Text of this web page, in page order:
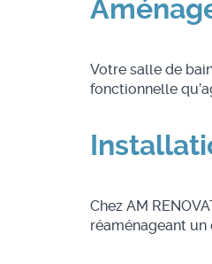
Votre salle de
fonctionnelle
Chez AM
réaménageant un